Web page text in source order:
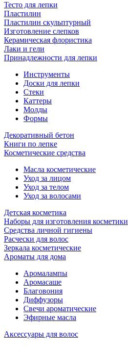
Тесто для лепки
Пластилин
Пластилин скульптурный
Изготовление слепков
Керамическая флористика
Лаки и гели
Принадлежности для лепки
Инструменты
Доски для лепки
Стеки
Каттеры
Молды
Формы
Декоративный бетон
Книги по лепке
Косметические средства
Масла косметические
Уход за лицом
Уход за телом
Уход за волосами
Детская косметика
Наборы для изготовления косметики
Средства личной гигиены
Расчески для волос
Зеркала косметические
Ароматы для дома
Аромалампы
Аромасаше
Благовония
Диффузоры
Свечи ароматические
Эфирные масла
Аксессуары для волос